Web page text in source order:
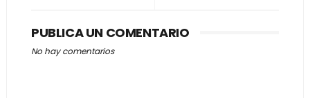
PUBLICA UN COMENTARIO
No hay comentarios